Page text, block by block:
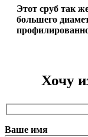
Этот сруб так
большего
Хочу
Ваше имя